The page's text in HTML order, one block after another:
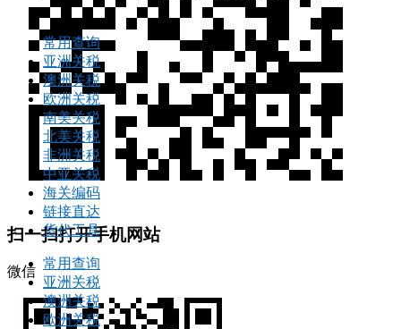
扫一扫打开手机网站
微信
常用查询
亚洲关税
澳洲关税
欧洲关税
南美关税
北美关税
非洲关税
中亚关税
海关编码
链接直达
货代工具
常用查询
亚洲关税
澳洲关税
欧洲关税